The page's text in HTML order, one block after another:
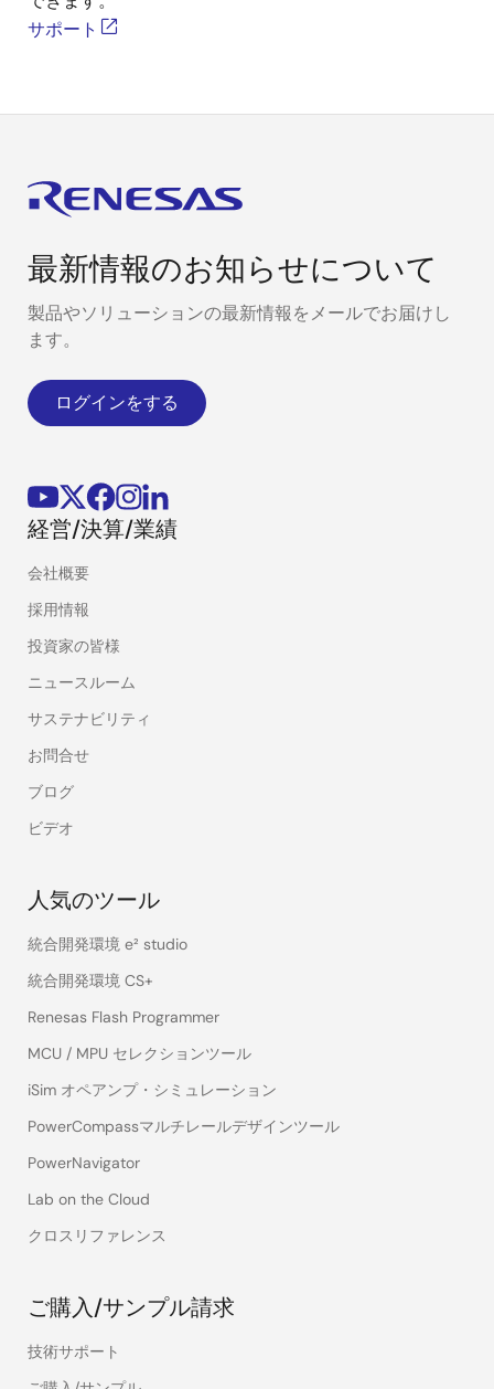
サポート
最新情報のお知らせについて
製品やソリューションの最新情報をメールでお届けし
ます。
ログインをする
経営/決算/業績
会社概要
採用情報
投資家の皆様
ニュースルーム
サステナビリティ
お問合せ
ブログ
ビデオ
人気のツール
統合開発環境 e² studio
統合開発環境 CS+
Renesas Flash Programmer
MCU / MPU セレクションツール
iSim オペアンプ・シミュレーション
PowerCompassマルチレールデザインツール
PowerNavigator
Lab on the Cloud
クロスリファレンス
ご購入/サンプル請求
技術サポート